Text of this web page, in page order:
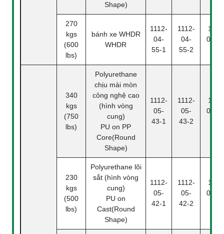
Shape)
270
kgs
(600
lbs)
bánh xe WHDR
WHDR
1112-
04-
55-1
1112-
04-
55-2
04-
340
kgs
(750
lbs)
Polyurethane
chịu mài mòn
công nghệ cao
(hình vòng
cung)
PU on PP
Core(Round
Shape)
1112-
05-
43-1
1112-
05-
43-2
05-
230
kgs
(500
lbs)
Polyurethane lõi
sắt (hình vòng
cung)
PU on
Cast(Round
Shape)
1112-
05-
42-1
1112-
05-
42-2
05-